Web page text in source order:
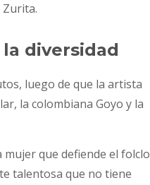
Zurita.
diversidad
luego de que la artista
la colombiana Goyo y la
mujer que defiende el
talentosa que no tiene